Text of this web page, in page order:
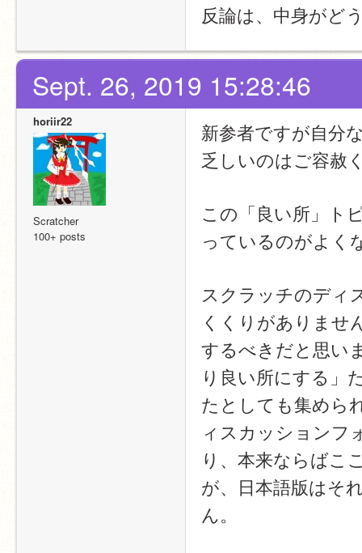
反論は、中身がど
Sept. 26, 2019 15:28:46
horiir22
Scratcher
100+ posts
新参者ですが自分
乏しいのはご容赦
この「良い所」ト
っているのがよく
スクラッチのディ
くくりがありませ
するべきだと思い
り良い所にする」
たとしても集めら
ィスカッションフ
り、本来ならばこ
が、日本語版はそ
ん。